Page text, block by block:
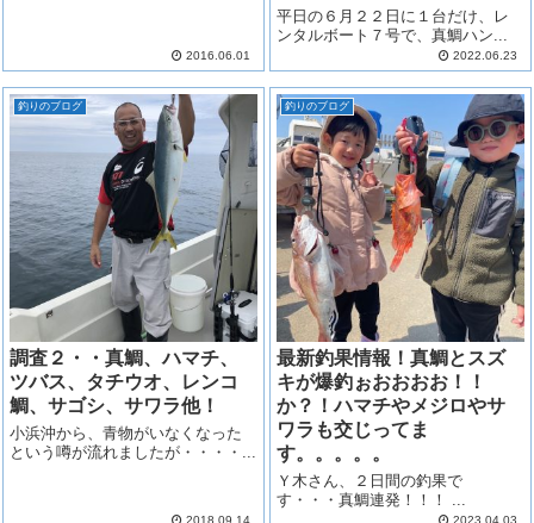
2016.06.01
平日の６月２２日に１台だけ、レ
ンタルボート７号で、真鯛ハン...
2022.06.23
釣りのブログ
調査２・・真鯛、ハマチ、
ツバス、タチウオ、レンコ
鯛、サゴシ、サワラ他！
小浜沖から、青物がいなくなった
という噂が流れましたが・・・・...
2018.09.14
釣りのブログ
最新釣果情報！真鯛とスズ
キが爆釣ぉおおおお！！
か？！ハマチやメジロやサ
ワラも交じってま
す。。。。。
Ｙ木さん、２日間の釣果で
す・・・真鯛連発！！！ ...
2023.04.03